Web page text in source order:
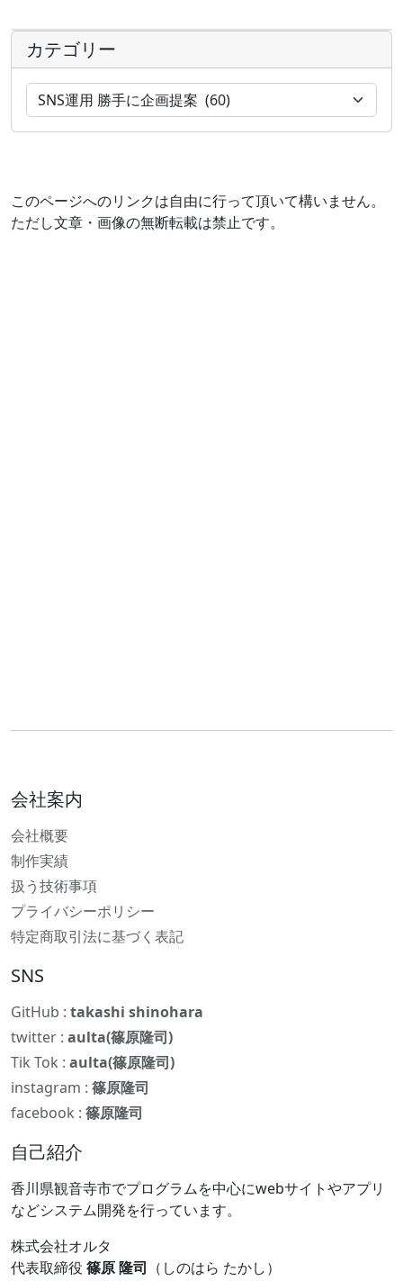
カテゴリー
このページへのリンクは自由に行って頂いて構いません。
ただし文章・画像の無断転載は禁止です。
会社案内
会社概要
制作実績
扱う技術事項
プライバシーポリシー
特定商取引法に基づく表記
SNS
GitHub : takashi shinohara
twitter : aulta(篠原隆司)
Tik Tok : aulta(篠原隆司)
instagram : 篠原隆司
facebook : 篠原隆司
自己紹介
香川県観音寺市でプログラムを中心にwebサイトやアプリ
などシステム開発を行っています。
株式会社オルタ
代表取締役 篠原 隆司 （しのはら たかし）